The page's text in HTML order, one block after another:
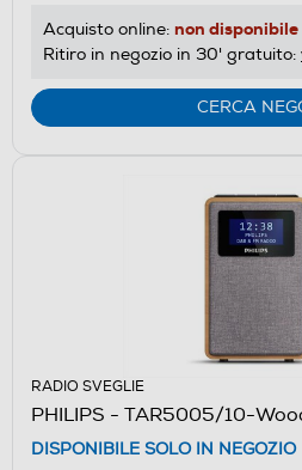
Acquisto online: non disponibile
Ritiro in negozio in 30' gratuito:
CERCA
RADIO SVEGLIE
PHILIPS - TAR5005/10-
DISPONIBILE SOLO IN NEGOZIO